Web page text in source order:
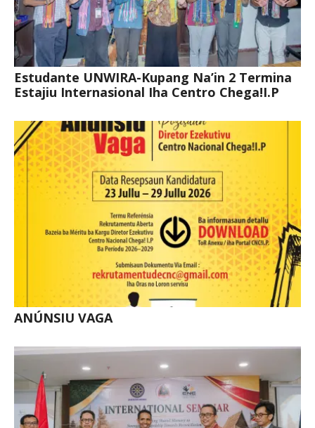
Estudante UNWIRA-Kupang Na’in 2 Termina
Estajiu Internasional Iha Centro Chega!I.P
ANÚNSIU VAGA